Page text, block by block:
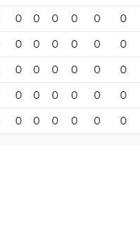
0 0 0 0 0 0
0 0 0 0 0 0
0 0 0 0 0 0
0 0 0 0 0 0
0 0 0 0 0 0